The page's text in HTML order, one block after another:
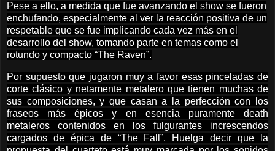
Pese a ello, a medida que fue avanzando el show se fueron
enchufando, especialmente al ver la reacción positiva de un
respetable que se fue implicando cada vez más en el
desarrollo del show, tomando parte en temas como el
rotundo y compacto “The Raven”.
Por supuesto que jugaron muy a favor esas pinceladas de
corte clásico y netamente metalero que tienen muchas de
sus composiciones, y que casan a la perfección con los
fraseos más épicos y en esencia puramente death
metaleros contenidos en los fulgurantes increscendos
cargados de épica de “The Fall”. Huelga decir que la